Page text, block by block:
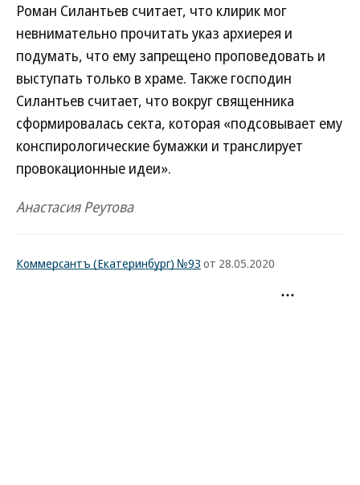
Роман Силантьев считает, что клирик мог
невнимательно прочитать указ архиерея и
подумать, что ему запрещено проповедовать и
выступать только в храме. Также господин
Силантьев считает, что вокруг священника
сформировалась секта, которая «подсовывает ему
конспирологические бумажки и транслирует
провокационные идеи».
Анастасия Реутова
Коммерсантъ (Екатеринбург) №93 от 28.05.2020